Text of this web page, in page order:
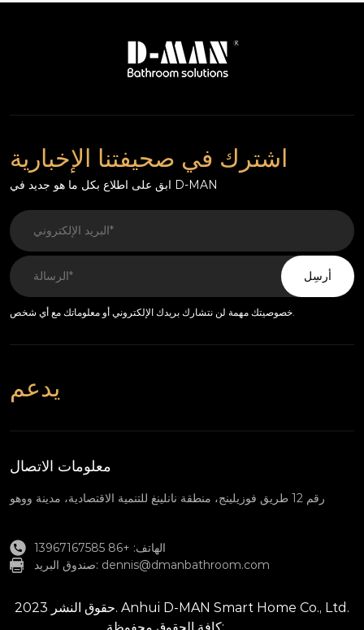
اشترك في صحيفتنا الإخبارية
ابق على اطلاع بكل ما هو جديد في D-MAN
أرسِل
يدعم
معلومات الاتصال
رقم 12 طريق فوزيلينج، منطقة نانلينغ للتنمية الاقتصادية، مدينة ووهو
الهاتف: +86 13967167585
صندوق البريد: dennis@dmanbathroom.com
حقوق النشر 2023. Anhui D-MAN Smart Home Co., Ltd.